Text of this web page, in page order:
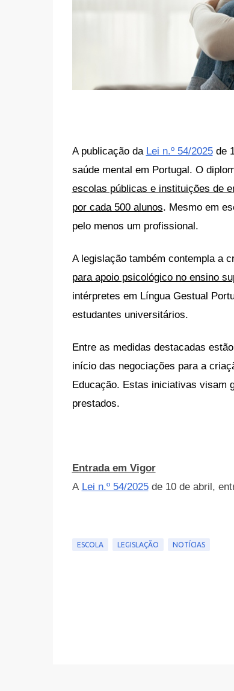
A publicação da Lei n.º 54/2025de
saúde mental em Portugal. O
escolas públicas e instituições de
por cada 500 alunos. Mesmo em
pelo menos um profissional.
A legislação também contempla a
para apoio psicológico no ensino
intérpretes em Língua Gestual
estudantes universitários.
Entre as medidas destacadas
início das negociações para a
Educação. Estas iniciativas visam
prestados.
Entrada em Vigor
A Lei n.º 54/2025de 10 de abril,
ESCOLA LEGISLAÇÃO NOTÍCIAS